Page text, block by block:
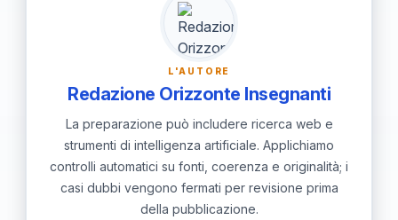
L'AUTORE
Redazione Orizzonte Insegnanti
La preparazione può includere ricerca web e
strumenti di intelligenza artificiale. Applichiamo
controlli automatici su fonti, coerenza e originalità; i
casi dubbi vengono fermati per revisione prima
della pubblicazione.